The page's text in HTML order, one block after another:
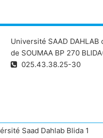
Université SAAD DAHLAB
de SOUMAA BP 270
025.43.38.25-30
Saad Dahlab Blida 1